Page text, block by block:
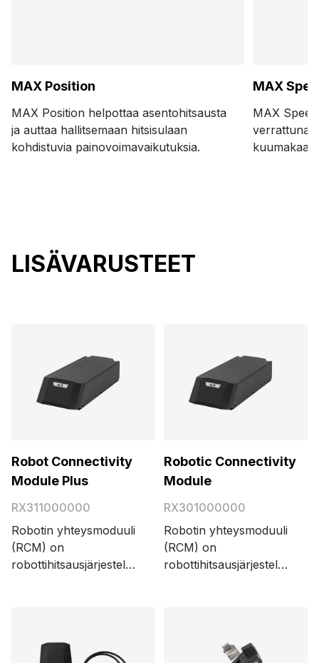
MAX Position
MAX Position helpottaa asentohitsausta
ja auttaa hallitsemaan hitsisulaan
kohdistuvia painovoimavaikutuksia.
MAX
MAX
verrattuna
LISÄVARUSTEET
Robot Connectivity
Module Plus
RX311000000
Robotin yhteysmoduuli
(RCM) on
robottihitsausjärjestelmän
käyttöliittymästä
Robotic Connectivity
Module
RX301000000
Robotin yhteysmoduuli
(RCM) on
robottihitsausjärjestelmän
käyttöliittymästä